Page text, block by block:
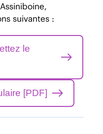
suivantes :
le
[PDF]